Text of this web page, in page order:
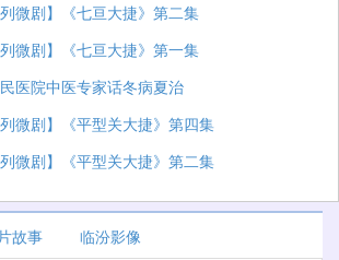
列微剧】《七亘大捷》第二集
列微剧】《七亘大捷》第一集
医院中医专家话冬病夏治
列微剧】《平型关大捷》第四集
列微剧】《平型关大捷》第二集
故事 临汾影像